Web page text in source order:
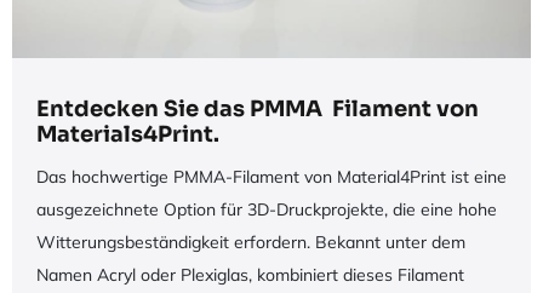
Entdecken Sie das PMMA Filament von
Materials4Print.
Das hochwertige PMMA-Filament von Material4Print ist eine
ausgezeichnete Option für 3D-Druckprojekte, die eine hohe
Witterungsbeständigkeit erfordern. Bekannt unter dem
Namen Acryl oder Plexiglas, kombiniert dieses Filament